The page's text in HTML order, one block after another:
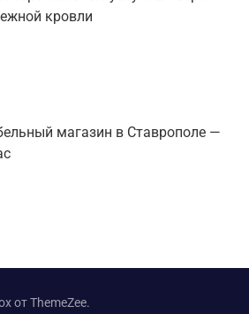
кровли
магазин в Ставрополе —
от ThemeZee.